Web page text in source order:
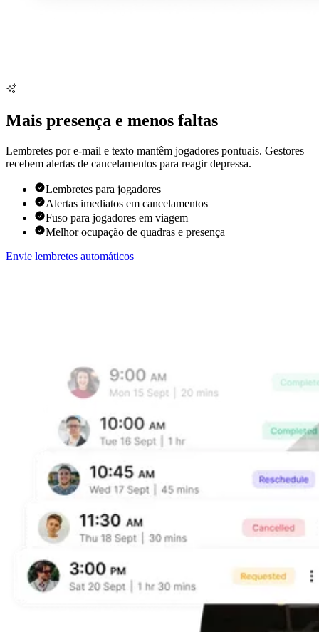
Mais presença e menos faltas
Lembretes por e-mail e texto mantêm jogadores pontuais. Gestores
recebem alertas de cancelamentos para reagir depressa.
Lembretes para jogadores
Alertas imediatos em cancelamentos
Fuso para jogadores em viagem
Melhor ocupação de quadras e presença
Envie lembretes automáticos